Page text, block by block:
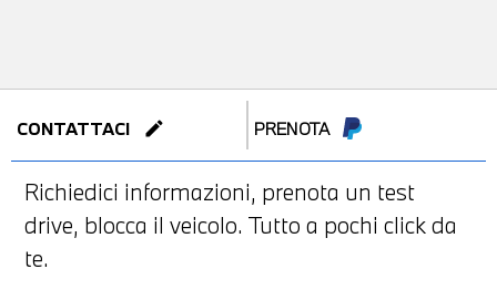
CONTATTACI edit PRENOTA
Richiedici informazioni, prenota un test
drive, blocca il veicolo. Tutto a pochi click da
te.